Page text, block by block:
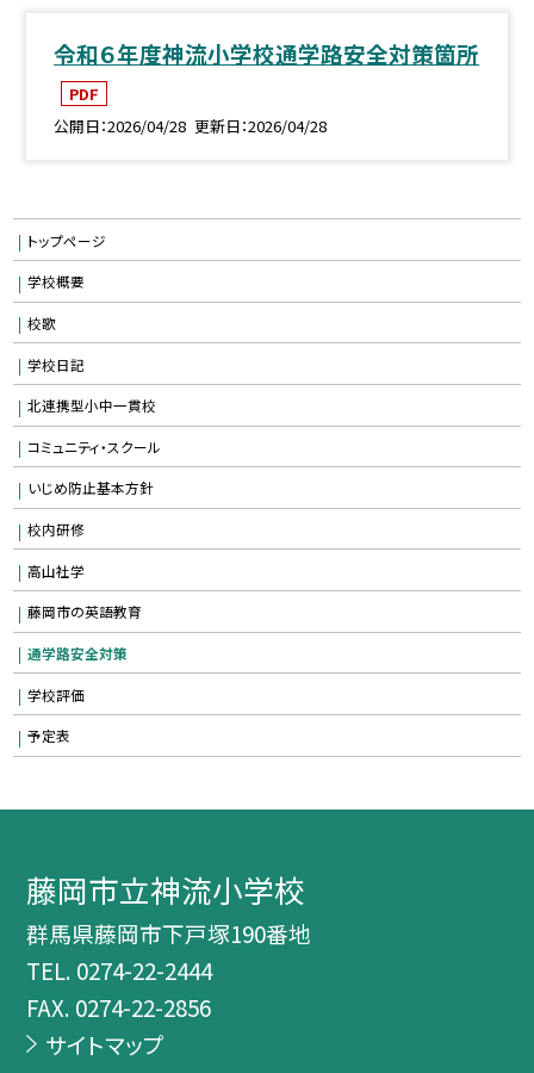
令和６年度神流小学校通学路安全対策箇所
PDF
公開日 2026/04/28 更新日 2026/04/28
トップページ
学校概要
校歌
学校日記
北連携型小中一貫校
コミュニティ・スクール
いじめ防止基本方針
校内研修
高山社学
藤岡市の英語教育
通学路安全対策
学校評価
予定表
藤岡市立神流小学校
群馬県藤岡市下戸塚190番地
TEL. 0274-22-2444
FAX. 0274-22-2856
サイトマップ